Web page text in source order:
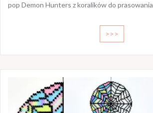
pop Demon Hunters z koralików do prasowania
>>>